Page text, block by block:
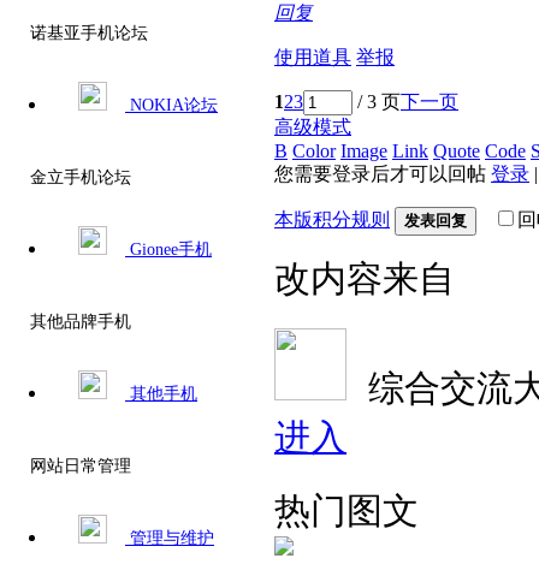
诺基亚手机论坛
NOKIA论坛
金立手机论坛
Gionee手机
其他品牌手机
其他手机
网站日常管理
管理与维护
回复
使用道具 举报
123 / 3 页下一页
高级模式
B Color Image Link Quote Code
您需要登录后才可以回帖 登录
本版积分规则 发表回复
改内容来自
综合交流
进入
热门图文